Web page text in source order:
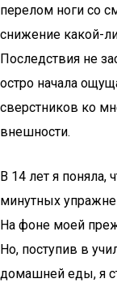
перелом ноги со
снижение какой-
Последствия не
остро начала
сверстников ко
внешности.
В 14 лет я поняла,
минутных
На фоне моей
Но, поступив в
домашней еды, я